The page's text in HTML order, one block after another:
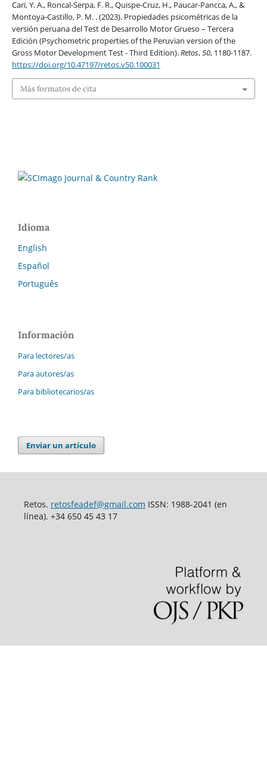
Cari, Y. A., Roncal-Serpa, F. R., Quispe-Cruz, H., Paucar-Pancca, A., &
Montoya-Castillo, P. M. . (2023). Propiedades psicométricas de la
versión peruana del Test de Desarrollo Motor Grueso – Tercera
Edición (Psychometric properties of the Peruvian version of the
Gross Motor Development Test - Third Edition).Retos,50, 1180-1187.
https://doi.org/10.47197/retos.v50.100031
Más formatos de cita
Idioma
English
Español
Português
Información
Para lectores/as
Para autores/as
Para bibliotecarios/as
Enviar un artículo
Retos. retosfeadef@gmail.com ISSN: 1988-2041 (en
línea). +34 650 45 43 17